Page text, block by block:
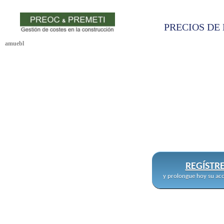
PRECIOS
amuebl
y prolongue hoy su